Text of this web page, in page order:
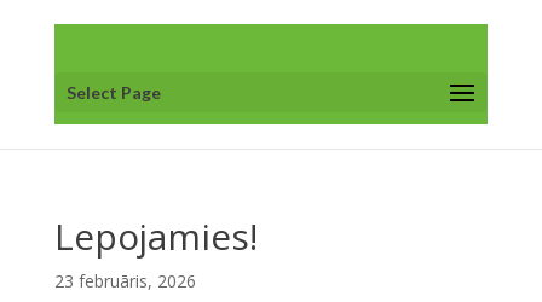
Select Page
Lepojamies!
23 februāris, 2026